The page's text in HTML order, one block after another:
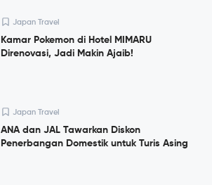
Japan Travel
Kamar Pokemon di Hotel MIMARU
Direnovasi, Jadi Makin Ajaib!
Japan Travel
ANA dan JAL Tawarkan Diskon
Penerbangan Domestik untuk Turis Asing